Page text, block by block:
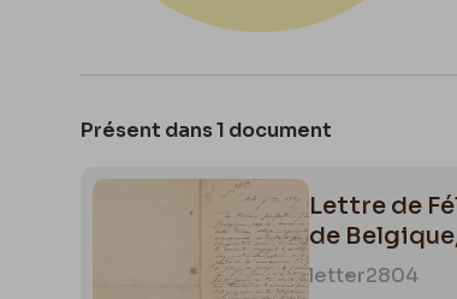
Présent dans 1 document
Lettre de
de
letter2804